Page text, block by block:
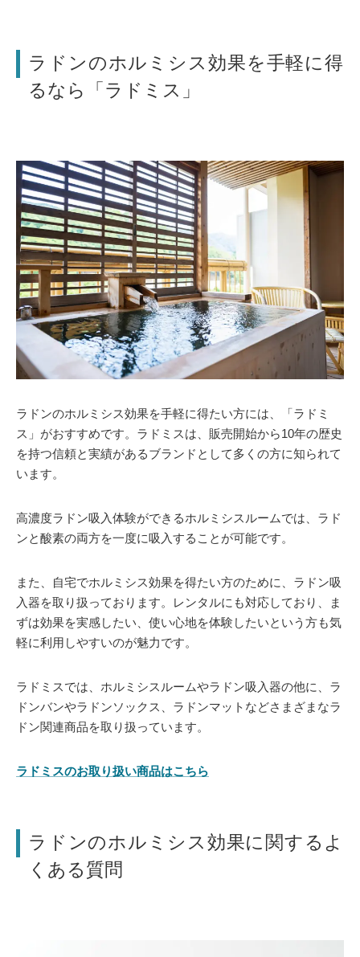
ラドンのホルミシス効果を手軽に得
るなら「ラドミス」
ラドンのホルミシス効果を手軽に得たい方には、「ラドミ
ス」がおすすめです。ラドミスは、販売開始から10年の歴史
を持つ信頼と実績があるブランドとして多くの方に知られて
います。
高濃度ラドン吸入体験ができるホルミシスルームでは、ラド
ンと酸素の両方を一度に吸入することが可能です。
また、自宅でホルミシス効果を得たい方のために、ラドン吸
入器を取り扱っております。レンタルにも対応しており、ま
ずは効果を実感したい、使い心地を体験したいという方も気
軽に利用しやすいのが魅力です。
ラドミスでは、ホルミシスルームやラドン吸入器の他に、ラ
ドンバンやラドンソックス、ラドンマットなどさまざまなラ
ドン関連商品を取り扱っています。
ラドミスのお取り扱い商品はこちら
ラドンのホルミシス効果に関するよ
くある質問